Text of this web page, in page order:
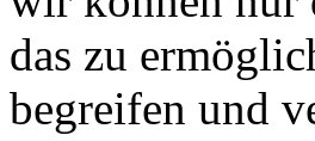
das zu
begreifen und